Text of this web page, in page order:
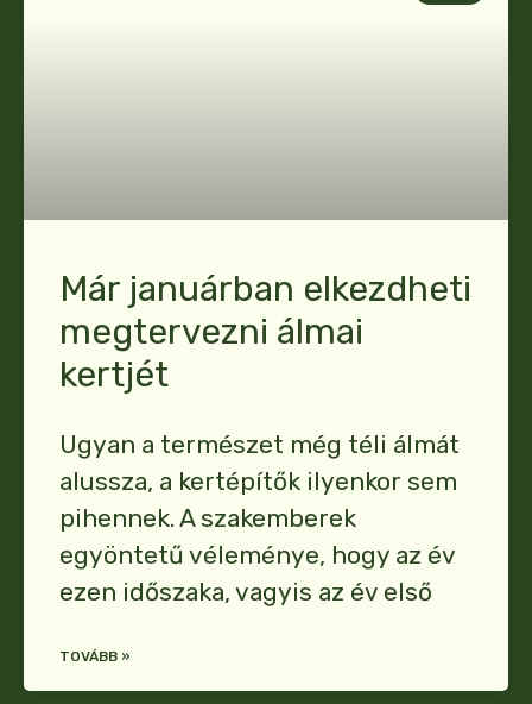
Már januárban elkezdheti
megtervezni álmai
kertjét
Ugyan a természet még téli álmát
alussza, a kertépítők ilyenkor sem
pihennek. A szakemberek
egyöntetű véleménye, hogy az év
ezen időszaka, vagyis az év első
TOVÁBB »